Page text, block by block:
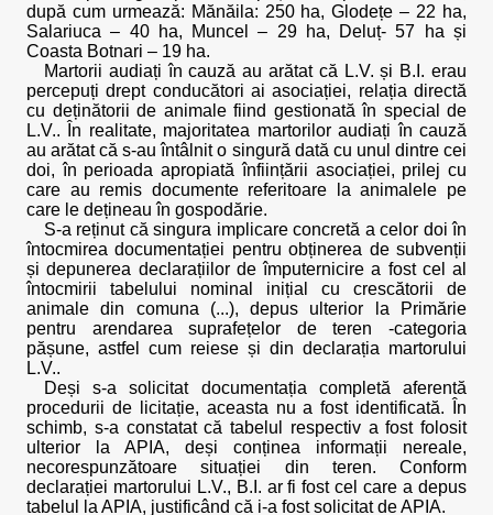
după cum urmează: Mănăila: 250 ha, Glodețe – 22 ha,
Salariuca – 40 ha, Muncel – 29 ha, Deluț- 57 ha și
Coasta Botnari – 19 ha.
Martorii audiați în cauză au arătat că L.V. și B.I. erau
percepuți drept conducători ai asociației, relația directă
cu deținătorii de animale fiind gestionată în special de
L.V.. În realitate, majoritatea martorilor audiați în cauză
au arătat că s-au întâlnit o singură dată cu unul dintre cei
doi, în perioada apropiată înființării asociației, prilej cu
care au remis documente referitoare la animalele pe
care le dețineau în gospodărie.
S-a reținut că singura implicare concretă a celor doi în
întocmirea documentației pentru obținerea de subvenții
și depunerea declarațiilor de împuternicire a fost cel al
întocmirii tabelului nominal inițial cu crescătorii de
animale din comuna (...), depus ulterior la Primărie
pentru arendarea suprafețelor de teren -categoria
pășune, astfel cum reiese și din declarația martorului
L.V..
Deși s-a solicitat documentația completă aferentă
procedurii de licitație, aceasta nu a fost identificată. În
schimb, s-a constatat că tabelul respectiv a fost folosit
ulterior la APIA, deși conținea informații nereale,
necorespunzătoare situației din teren. Conform
declarației martorului L.V., B.I. ar fi fost cel care a depus
tabelul la APIA, justificând că i-a fost solicitat de APIA.